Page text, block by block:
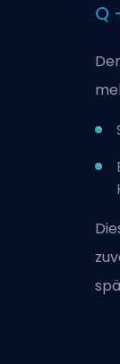
Q